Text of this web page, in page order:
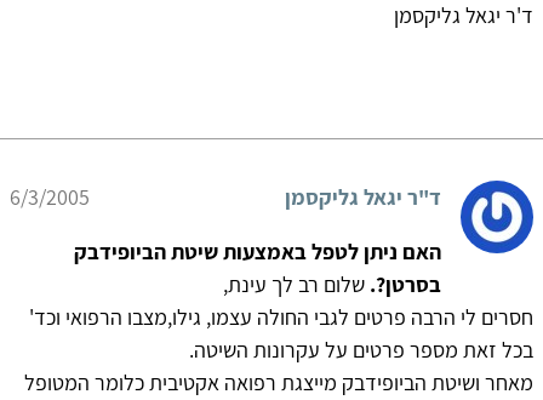
ד'ר יגאל גליקסמן
ד"ר יגאל גליקסמן
6/3/2005
האם ניתן לטפל באמצעות שיטת הביופידבק
בסרטן?. שלום רב לך עינת,
חסרים לי הרבה פרטים לגבי החולה עצמו, גילו,מצבו הרפואי וכד'
בכל זאת מספר פרטים על עקרונות השיטה.
מאחר ושיטת הביופידבק מייצגת רפואה אקטיבית כלומר המטופל